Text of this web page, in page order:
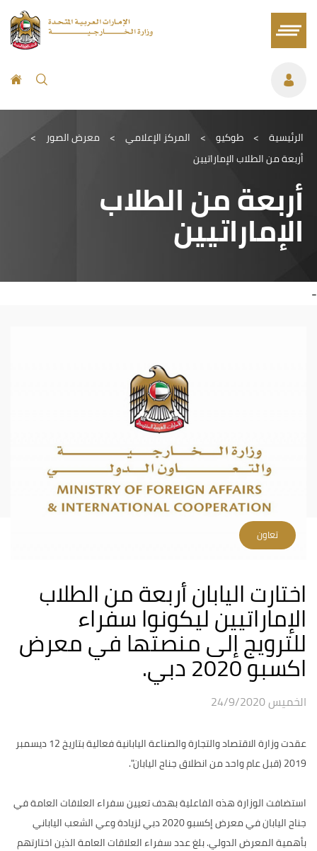
الرئيسية > طوكيو > المركز الإعلامي > معرض الصور
>
أربعة من الطلاب الإماراتيين
أربعة من الطلاب
الإماراتيين
-
تعاون
اختارت اليابان أربعة من الطلاب
الإماراتيين ليكونوا سفراء
للترويج إلى منصتها في معرض
اكسبو 2020 دبي.
الخميس 24/9/2020
عقدت وزارة الاقتصاد والتجارة والصناعة اليابانية فعالية بتاريخ 12 ديسمبر
2019 (قبل عام واحد من انطلاق جناح اليابان".
استضافت الوزارة هذه الفاعلية بهدف تعيين سفراء العلاقات العامة في
جناح اليابان في معرض إكسبو 2020 دبي لزيادة وعي الشعب الياباني
بأهمية المعرض الدولي. بلغ عدد سفراء العلاقات العامة الذين اختارتهم